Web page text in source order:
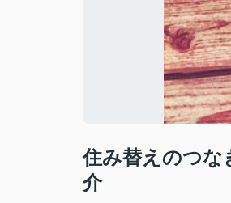
住み替えのつな
介